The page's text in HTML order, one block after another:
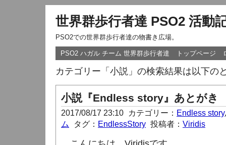
世界群歩行者達 PSO2 活動
PSO2での世界群歩行者達の物書き広場。
PSO2 ハガル チーム 世界群歩行者達 トップページ
カテゴリー「小説」の検索結果は以下の
小説『Endless story』あとがき
2017/08/17 23:10 カテゴリー： Endless story
ム
タグ： EndlessStory 投稿者： Viridis